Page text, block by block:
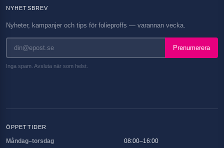
NYHETSBREV
Nyheter, kampanjer och tips för folieproffs — varannan vecka.
Prenumerera
Inga spam. Avsluta när som helst.
ÖPPETTIDER
Måndag–torsdag 08:00–16:00